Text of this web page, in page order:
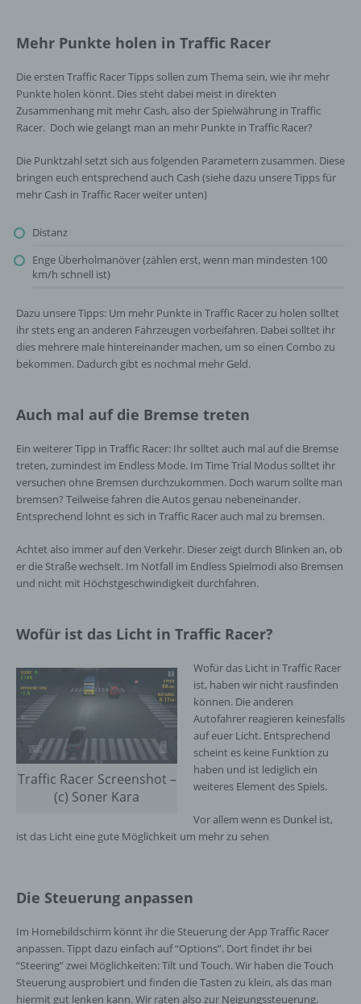
Mehr Punkte holen in Traffic Racer
Die ersten Traffic Racer Tipps sollen zum Thema sein, wie ihr mehr
Punkte holen könnt. Dies steht dabei meist in direkten
Zusammenhang mit mehr Cash, also der Spielwährung in Traffic
Racer. Doch wie gelangt man an mehr Punkte in Traffic Racer?
Die Punktzahl setzt sich aus folgenden Parametern zusammen. Diese
bringen euch entsprechend auch Cash (siehe dazu unsere Tipps für
mehr Cash in Traffic Racer weiter unten)
Distanz
Enge Überholmanöver (zählen erst, wenn man mindesten 100
km/h schnell ist)
Dazu unsere Tipps: Um mehr Punkte in Traffic Racer zu holen solltet
ihr stets eng an anderen Fahrzeugen vorbeifahren. Dabei solltet ihr
dies mehrere male hintereinander machen, um so einen Combo zu
bekommen. Dadurch gibt es nochmal mehr Geld.
Auch mal auf die Bremse treten
Ein weiterer Tipp in Traffic Racer: Ihr solltet auch mal auf die Bremse
treten, zumindest im Endless Mode. Im Time Trial Modus solltet ihr
versuchen ohne Bremsen durchzukommen. Doch warum sollte man
bremsen? Teilweise fahren die Autos genau nebeneinander.
Entsprechend lohnt es sich in Traffic Racer auch mal zu bremsen.
Achtet also immer auf den Verkehr. Dieser zeigt durch Blinken an, ob
er die Straße wechselt. Im Notfall im Endless Spielmodi also Bremsen
und nicht mit Höchstgeschwindigkeit durchfahren.
Wofür ist das Licht in Traffic Racer?
Traffic Racer Screenshot –
(c) Soner Kara
Wofür das Licht in Traffic Racer
ist, haben wir nicht rausfinden
können. Die anderen
Autofahrer reagieren keinesfalls
auf euer Licht. Entsprechend
scheint es keine Funktion zu
haben und ist lediglich ein
weiteres Element des Spiels.
Vor allem wenn es Dunkel ist,
ist das Licht eine gute Möglichkeit um mehr zu sehen
Die Steuerung anpassen
Im Homebildschirm könnt ihr die Steuerung der App Traffic Racer
anpassen. Tippt dazu einfach auf “Options”. Dort findet ihr bei
“Steering” zwei Möglichkeiten: Tilt und Touch. Wir haben die Touch
Steuerung ausprobiert und finden die Tasten zu klein, als das man
hiermit gut lenken kann. Wir raten also zur Neigungssteuerung.